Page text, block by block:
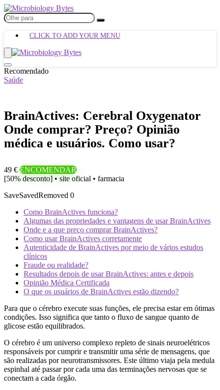
CLICK TO ADD YOUR MENU
Recomendado
Saúde
BrainActives: Cerebral Oxygenator
Onde comprar? Preço? Opinião
médica e usuários. Como usar?
49 € ENCOMENDAR
[50% desconto] • site oficial • farmacia
SaveSavedRemoved 0
Como BrainActives funciona?
Algumas das propriedades e vantagens de usar BrainActives
Onde e a que preço comprar BrainActives?
Como usar BrainActives corretamente
Autenticidade de BrainActives por meio de vários estudos
clínicos
Fraude ou realidade?
Resultados depois de usar BrainActives: antes e depois
Opinião Médica Certificada
O que os usuários de BrainActives estão dizendo?
Para que o cérebro execute suas funções, ele precisa estar em ótimas
condições. Isso significa que tanto o fluxo de sangue quanto de
glicose estão equilibrados.
O cérebro é um universo complexo repleto de sinais neuroelétricos
responsáveis ​​por cumprir e transmitir uma série de mensagens, que
são realizadas por neurotransmissores. Este último viaja pela medula
espinhal até passar por cada uma das terminações nervosas que se
conectam a cada órgão.